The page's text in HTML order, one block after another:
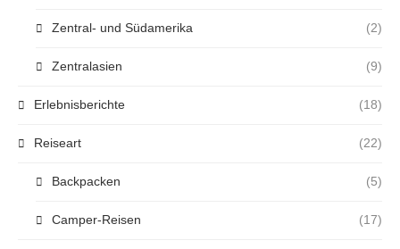
Zentral- und Südamerika (2)
Zentralasien (9)
Erlebnisberichte (18)
Reiseart (22)
Backpacken (5)
Camper-Reisen (17)